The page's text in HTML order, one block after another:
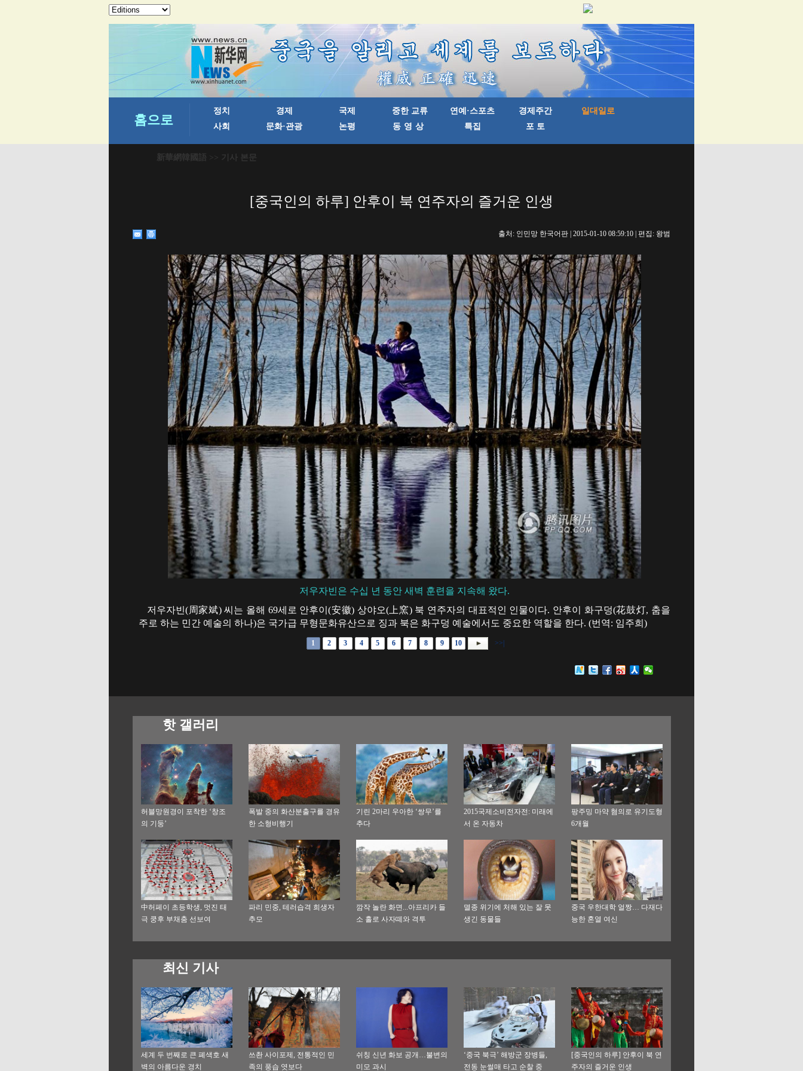
新華網韓國語 >> 기사 본문
[중국인의 하루] 안후이 북 연주자의 즐거운 인생
출처: 인민망 한국어판 | 2015-01-10 08:59:10 | 편집: 왕범
저우자빈은 수십 년 동안 새벽 훈련을 지속해 왔다.
저우자빈(周家斌) 씨는 올해 69세로 안후이(安徽) 상야오(上窯) 북 연주자의 대표적인 인물이다. 안후이 화구덩(花鼓灯, 춤을
주로 하는 민간 예술의 하나)은 국가급 무형문화유산으로 징과 북은 화구덩 예술에서도 중요한 역할을 한다. (번역: 임주희)
1 2 3 4 5 6 7 8 9 10 >>|
핫 갤러리
허블망원경이 포착한 ‘창조
의 기둥’
폭발 중의 화산분출구를 경유
한 소형비행기
기린 2마리 우아한 ‘쌍무’를
추다
2015국제소비전자전: 미래에
서 온 자동차
팡주밍 마약 혐의로 유기도형
6개월
中허페이 초등학생, 멋진 태
극 쿵후 부채춤 선보여
파리 민중, 테러습격 희생자
추모
깜작 놀란 화면...아프리카 들
소 홀로 사자떼와 격투
멸종 위기에 처해 있는 잘 못
생긴 동물들
중국 우한대학 얼짱… 다재다
능한 혼열 여신
최신 기사
세계 두 번째로 큰 폐색호 새
벽의 아름다운 경치
쓰촨 사이포제, 전통적인 민
족의 풍습 엿보다
쉬칭 신년 화보 공개…불변의
미모 과시
‘중국 북극’ 해방군 장병들,
전동 눈썰매 타고 순찰 중
[중국인의 하루] 안후이 북 연
주자의 즐거운 인생